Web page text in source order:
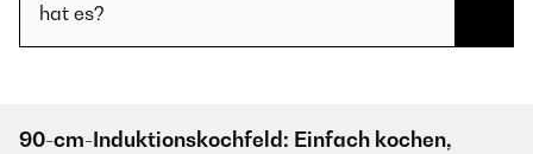
hat es?
90-cm-Induktionskochfeld: Einfach kochen,